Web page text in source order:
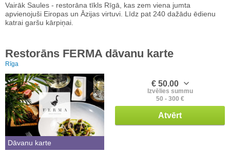
Vairāk Saules - restorāna tīkls Rīgā, kas zem viena jumta
apvienojuši Eiropas un Āzijas virtuvi. Līdz pat 240 dažādu ēdienu
katrai garšu kārpiņai.
Restorāns FERMA dāvanu karte
Rīga
Dāvanu karte
€ 50.00
Izvēlies summu
50 - 300 €
Atvērt